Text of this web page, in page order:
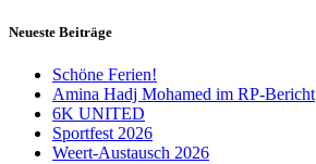
Neueste Beiträge
Schöne Ferien!
Amina Hadj Mohamed im RP-Bericht
6K UNITED
Sportfest 2026
Weert-Austausch 2026